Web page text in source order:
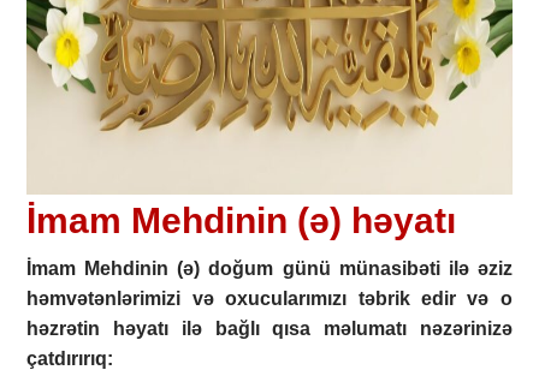
İmam Mehdinin (ə) həyatı
İmam Mehdinin (ə) doğum günü münasibəti ilə əziz
həmvətənlərimizi və oxucularımızı təbrik edir və o
həzrətin həyatı ilə bağlı qısa məlumatı nəzərinizə
çatdırırıq: